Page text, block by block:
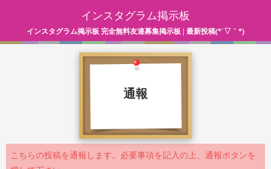
インスタグラム掲示板
インスタグラム掲示板 完全無料友達募集掲示板 | 最新投稿(*´▽｀*)
通報
こちらの投稿を通報します。必要事項を記入の上、通報ボタンを